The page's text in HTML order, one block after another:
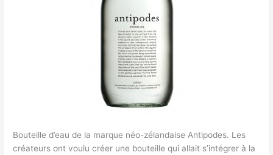
Bouteille d’eau de la marque néo-zélandaise Antipodes. Les
créateurs ont voulu créer une bouteille qui allait s’intégrer à la